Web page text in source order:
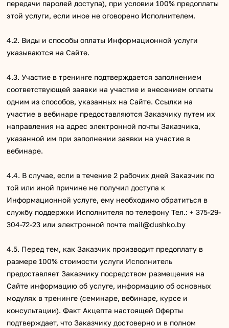
передачи паролей доступа), при условии 100% предоплаты
этой услуги, если иное не оговорено Исполнителем.
4.2. Виды и способы оплаты Информационной услуги
указываются на Сайте.
4.3. Участие в тренинге подтверждается заполнением
соответствующей заявки на участие и внесением оплаты
одним из способов, указанных на Сайте. Ссылки на
участие в вебинаре предоставляются Заказчику путем их
направления на адрес электронной почты Заказчика,
указанной им при заполнении заявки на участие в
вебинаре.
4.4. В случае, если в течение 2 рабочих дней Заказчик по
той или иной причине не получил доступа к
Информационной услуге, ему необходимо обратиться в
службу поддержки Исполнителя по телефону Тел.: + 375-29-
304-72-23 или электронной почте mail@dushko.by
4.5. Перед тем, как Заказчик производит предоплату в
размере 100% стоимости услуги Исполнитель
предоставляет Заказчику посредством размещения на
Сайте информацию об услуге, информацию об основных
модулях в тренинге (семинаре, вебинаре, курсе и
консультации). Факт Акцепта настоящей Оферты
подтверждает, что Заказчику достоверно и в полном